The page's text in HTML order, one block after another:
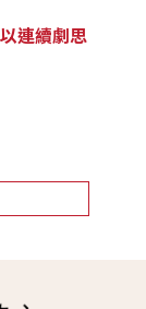
連續劇思